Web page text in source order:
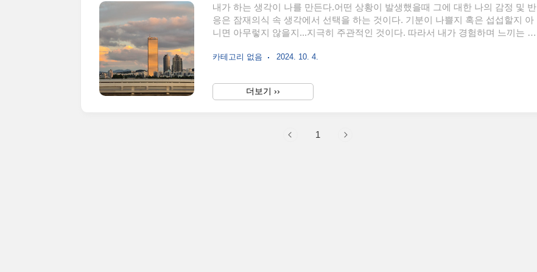
내가 하는 생각이 나를 만든다.어떤 상황이 발생했을때 그에 대한 나의 감정 및 반
응은 잠재의식 속 생각에서 선택을 하는 것이다. 기분이 나쁠지 혹은 섭섭할지 아
니면 아무렇지 않을지...지극히 주관적인 것이다. 따라서 내가 경험하며 느끼는 것
각을 바탕으로 경험과 감정이 쌓이면 그게 내가 되는 것이다. 나는 어떤 사람이 되
겠는가?원하는 모습이 있다면 상상해라. 그리고 그렇게 될거라 믿고 오늘 부터 선
택하라. 나는 생각과 감정이 조급하지 않고 여유있고 긍정적이며 현명한 사람이
카테고리 없음 2024. 10. 4.
더보기 ››
1